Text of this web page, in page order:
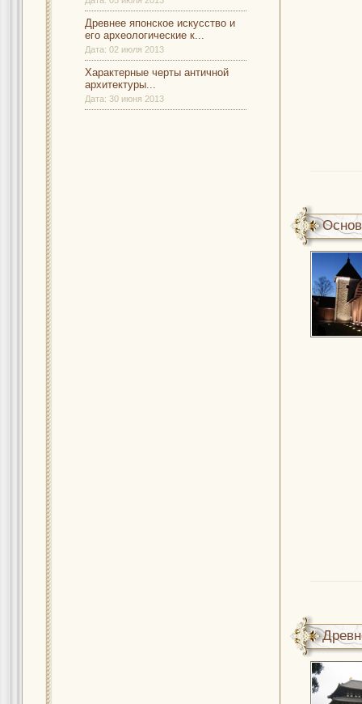
Древнее японское искусство и
его археологические к...
Дата: 02 июля 2013
Характерные черты античной
архитектуры...
Дата: 30 июня 2013